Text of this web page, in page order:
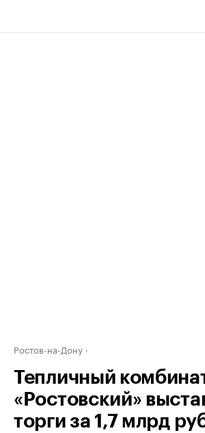
Ростов-на-Дону
Тепличный
«Ростовский»
торги за 1,7 млрд